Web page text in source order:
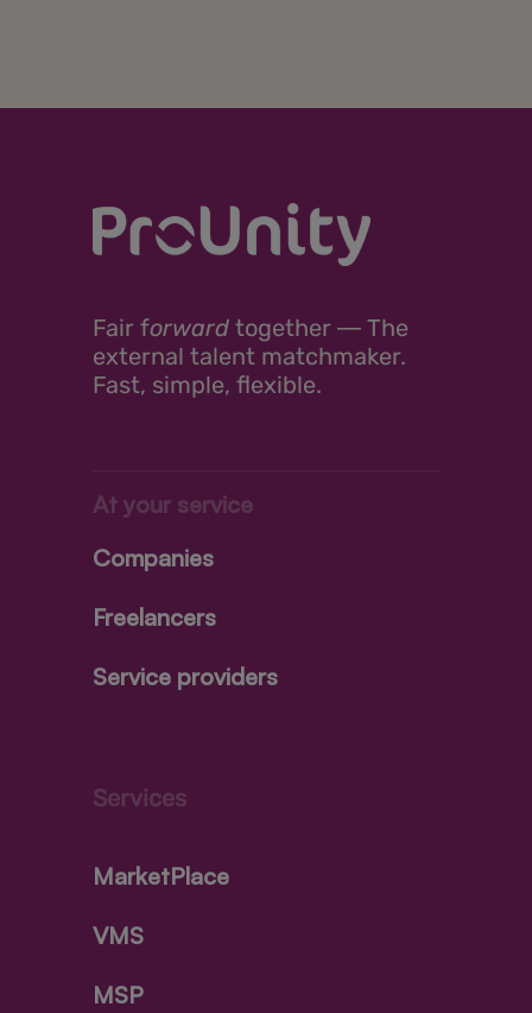
Fair forward together ― The
external talent matchmaker.
Fast, simple, flexible.
At your service
Companies
Freelancers
Service providers
Services
MarketPlace
VMS
MSP